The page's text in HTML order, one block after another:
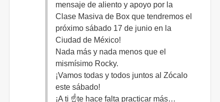
mensaje de aliento y apoyo por la
Clase Masiva de Box que tendremos el
próximo sábado 17 de junio en la
Ciudad de México!
Nada más y nada menos que el
mismísimo Rocky.
¡Vamos todas y todos juntos al Zócalo
este sábado!
¡A ti ☝️te hace falta practicar más…